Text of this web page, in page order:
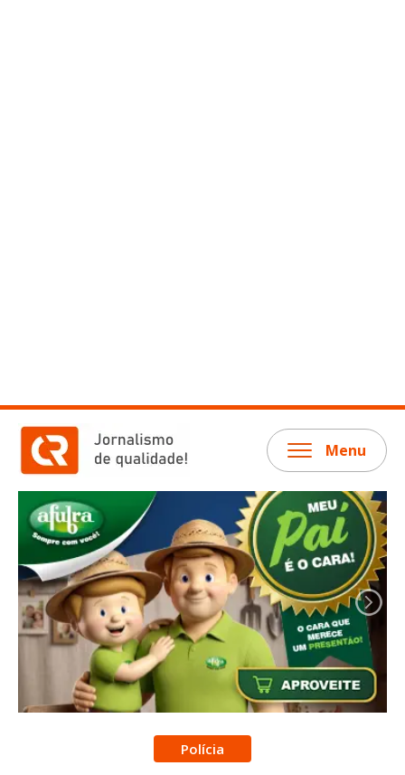
Menu
Polícia